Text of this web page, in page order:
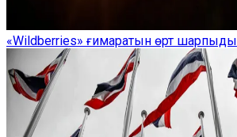
«Wildberries» ғимаратын өрт шарпыды